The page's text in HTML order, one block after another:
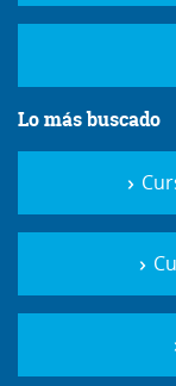
Lo más buscado